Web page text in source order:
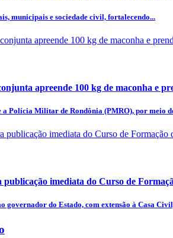
municipais e sociedade civil, fortalecendo...
apreende 100 kg de maconha e
a Polícia Militar de Rondônia (PMRO), por meio
imediata do Curso de
governador do Estado, com extensão à Casa